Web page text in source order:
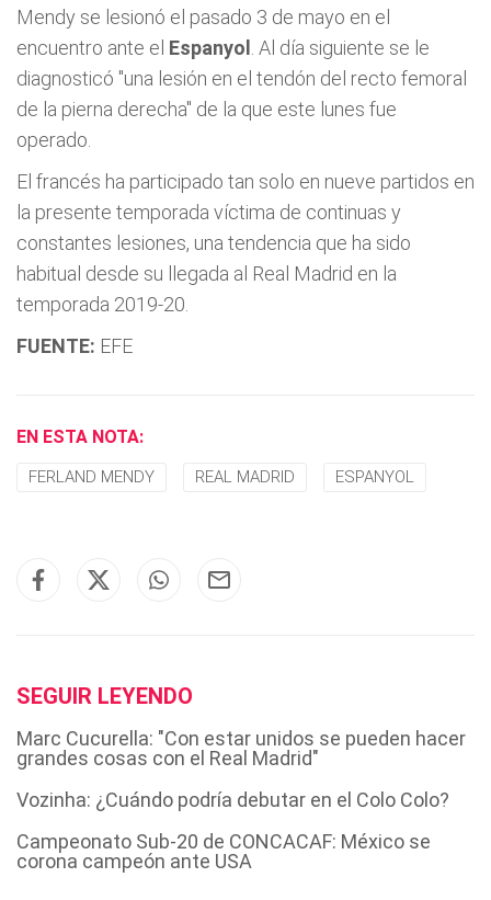
Mendy se lesionó el pasado 3 de mayo en el
encuentro ante el Espanyol
. Al día siguiente se le
diagnosticó "una lesión en el tendón del recto femoral
de la pierna derecha" de la que este lunes fue
operado.
El francés ha participado tan solo en nueve partidos en
la presente temporada víctima de continuas y
constantes lesiones, una tendencia que ha sido
habitual desde su llegada al Real Madrid en la
temporada 2019-20.
FUENTE: EFE
EN ESTA NOTA:
FERLAND MENDY REAL MADRID ESPANYOL
SEGUIR LEYENDO
Marc Cucurella: "Con estar unidos se pueden hacer
grandes cosas con el Real Madrid"
Vozinha: ¿Cuándo podría debutar en el Colo Colo?
Campeonato Sub-20 de CONCACAF: México se
corona campeón ante USA